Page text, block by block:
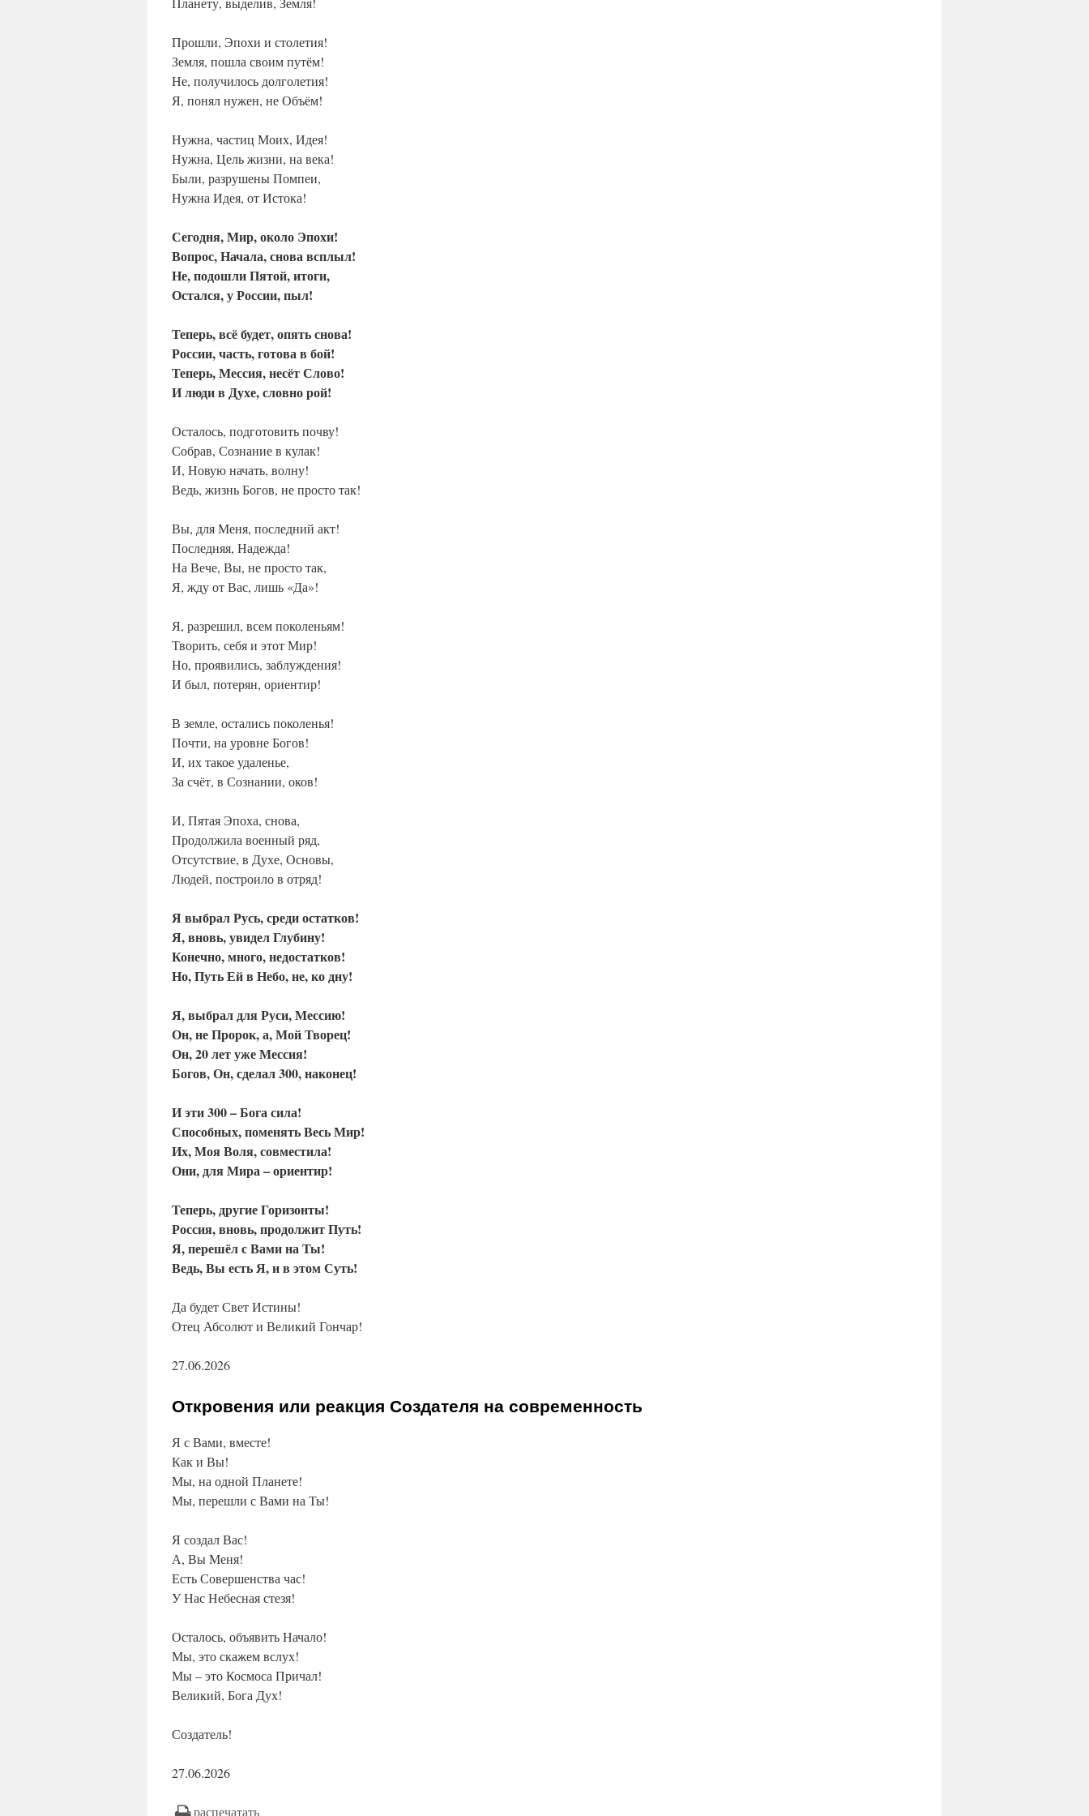
Прошли, Эпохи и столетия!
Земля, пошла своим путём!
Не, получилось долголетия!
Я, понял нужен, не Объём!
Нужна, частиц Моих, Идея!
Нужна, Цель жизни, на века!
Были, разрушены Помпеи,
Нужна Идея, от Истока!
Сегодня, Мир, около Эпохи!
Вопрос, Начала, снова всплыл!
Не, подошли Пятой, итоги,
Остался, у России, пыл!
Теперь, всё будет, опять снова!
России, часть, готова в бой!
Теперь, Мессия, несёт Слово!
И люди в Духе, словно рой!
Осталось, подготовить почву!
Собрав, Сознание в кулак!
И, Новую начать, волну!
Ведь, жизнь Богов, не просто так!
Вы, для Меня, последний акт!
Последняя, Надежда!
На Вече, Вы, не просто так,
Я, жду от Вас, лишь «Да»!
Я, разрешил, всем поколеньям!
Творить, себя и этот Мир!
Но, проявились, заблуждения!
И был, потерян, ориентир!
В земле, остались поколенья!
Почти, на уровне Богов!
И, их такое удаленье,
За счёт, в Сознании, оков!
И, Пятая Эпоха, снова,
Продолжила военный ряд,
Отсутствие, в Духе, Основы,
Людей, построило в отряд!
Я выбрал Русь, среди остатков!
Я, вновь, увидел Глубину!
Конечно, много, недостатков!
Но, Путь Ей в Небо, не, ко дну!
Я, выбрал для Руси, Мессию!
Он, не Пророк, а, Мой Творец!
Он, 20 лет уже Мессия!
Богов, Он, сделал 300, наконец!
И эти 300 – Бога сила!
Способных, поменять Весь Мир!
Их, Моя Воля, совместила!
Они, для Мира – ориентир!
Теперь, другие Горизонты!
Россия, вновь, продолжит Путь!
Я, перешёл с Вами на Ты!
Ведь, Вы есть Я, и в этом Суть!
Да будет Свет Истины!
Отец Абсолют и Великий Гончар!
27.06.2026
Откровения или реакция Создателя на современность
Я с Вами, вместе!
Как и Вы!
Мы, на одной Планете!
Мы, перешли с Вами на Ты!
Я создал Вас!
А, Вы Меня!
Есть Совершенства час!
У Нас Небесная стезя!
Осталось, объявить Начало!
Мы, это скажем вслух!
Мы – это Космоса Причал!
Великий, Бога Дух!
Создатель!
27.06.2026
распечатать